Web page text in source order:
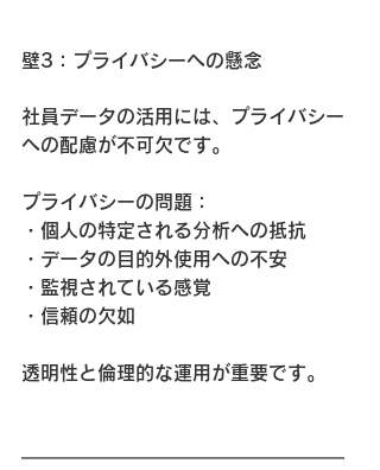
壁3：プライバシーへの懸念
社員データの活用には、プライバシー
への配慮が不可欠です。
プライバシーの問題：
・個人の特定される分析への抵抗
・データの目的外使用への不安
・監視されている感覚
・信頼の欠如
透明性と倫理的な運用が重要です。
━━━━━━━━━━━━━━━━━